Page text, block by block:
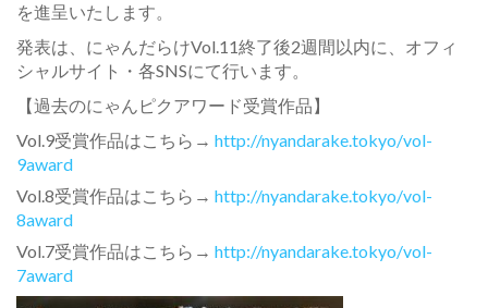
を進呈いたします。
発表は、にゃんだらけVol.11終了後2週間以内に、オフィ
シャルサイト・各SNSにて行います。
【過去のにゃんピクアワード受賞作品】
Vol.9受賞作品はこちら→ http://nyandarake.tokyo/vol-
9award
Vol.8受賞作品はこちら→ http://nyandarake.tokyo/vol-
8award
Vol.7受賞作品はこちら→ http://nyandarake.tokyo/vol-
7award